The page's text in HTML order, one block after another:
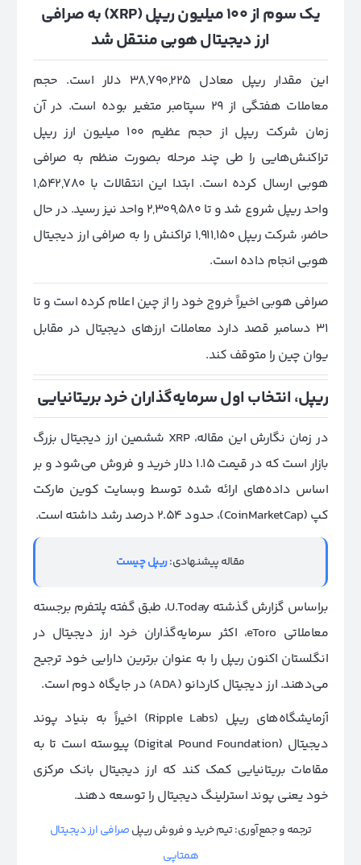
یک سوم از 100 میلیون ریپل (XRP) به صرافی
ارز دیجیتال هوبی منتقل شد
این مقدار ریپل معادل 38,790,225 دلار است. حجم
معاملات هفتگی از 29 سپتامبر متغیر بوده است. در آن
زمان شرکت ریپل از حجم عظیم 100 میلیون ارز ریپل
تراکنش‌هایی را طی چند مرحله بصورت منظم به صرافی
هوبی ارسال کرده است. ابتدا این انتقالات با 1,542,780
واحد ریپل شروع شد و تا 2,309,580 واحد نیز رسید. در حال
حاضر، شرکت ریپل 1,911,150 تراکنش‌ را به صرافی ارز دیجیتال
هوبی انجام داده است.
صرافی هوبی اخیراً خروج خود را از چین اعلام کرده است و تا
31 دسامبر قصد دارد معاملات ارزهای دیجیتال در مقابل
یوان چین را متوقف کند.
ریپل، انتخاب اول سرمایه‌گذاران خرد بریتانیایی
در زمان نگارش این مقاله، XRP ششمین ارز دیجیتال بزرگ
بازار است که در قیمت 1.15 دلار خرید و فروش می‌شود و بر
اساس داده‌های ارائه شده توسط وبسایت کوین مارکت
کپ (CoinMarketCap)، حدود 2.54 درصد رشد داشته است.
مقاله پیشنهادی:ریپل چیست
براساس گزارش گذشته U.Today، طبق گفته پلتفرم برجسته
معاملاتی eToro، اکثر سرمایه‌گذاران خرد ارز دیجیتال در
انگلستان اکنون ریپل را به عنوان برترین دارایی خود ترجیح
می‌دهند. ارز دیجیتال کاردانو (ADA) در جایگاه دوم است.
آزمایشگاه‌های ریپل (Ripple Labs) اخیراً به بنیاد پوند
دیجیتال (Digital Pound Foundation) پیوسته است تا به
مقامات بریتانیایی کمک کند که ارز دیجیتال بانک مرکزی
خود یعنی پوند استرلینگ دیجیتال را توسعه دهند.
ترجمه و جمع‌آوری: تیم خرید و فروش ریپلصرافی ارز دیجیتال
همتاپی